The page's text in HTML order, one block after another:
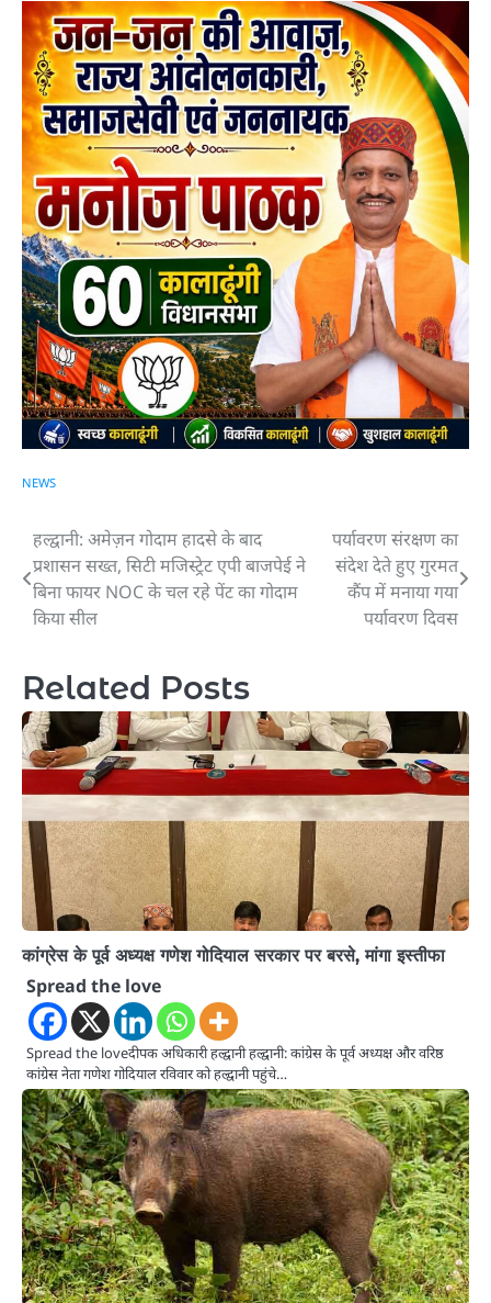
NEWS
Post
navigation
हल्द्वानी: अमेज़न गोदाम हादसे के बाद
प्रशासन सख्त, सिटी मजिस्ट्रेट एपी बाजपेई ने
बिना फायर NOC के चल रहे पेंट का गोदाम
किया सील
पर्यावरण संरक्षण का
संदेश देते हुए गुरमत
कैंप में मनाया गया
पर्यावरण दिवस
Related Posts
कांग्रेस के पूर्व अध्यक्ष गणेश गोदियाल सरकार पर बरसे, मांगा इस्तीफा
Spread the love
Spread the loveदीपक अधिकारी हल्द्वानी हल्द्वानी: कांग्रेस के पूर्व अध्यक्ष और वरिष्ठ
कांग्रेस नेता गणेश गोदियाल रविवार को हल्द्वानी पहुंचे…